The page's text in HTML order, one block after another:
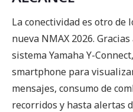
La conectividad es otro de
nueva NMAX 2026.
sistema Yamaha Y-
smartphone para
mensajes, consumo de
recorridos y hasta alertas